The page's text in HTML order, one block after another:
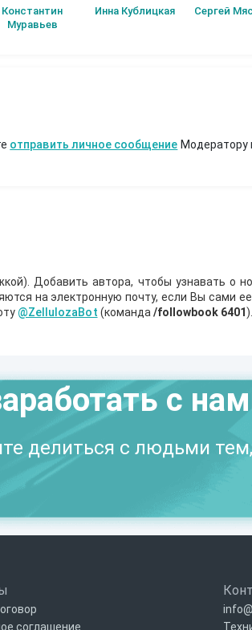
Константин
Муравьев
Инна Кублицкая
Сергей
отправить личное сообщение Модератору
Добавить автора, чтобы узнавать о
на электронную почту, если Вы сами
@ZellulozaBot (команда /followbook 6401).
с
делиться с людьми
соглашение